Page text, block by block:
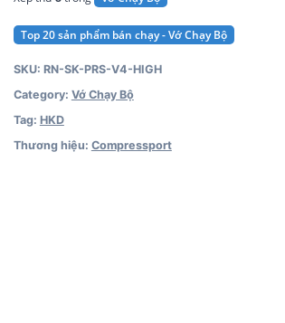
Top 20 sản phẩm bán chạy - Vớ Chạy Bộ
SKU: RN-SK-PRS-V4-HIGH
Category: Vớ Chạy Bộ
Tag: HKD
Thương hiệu: Compressport